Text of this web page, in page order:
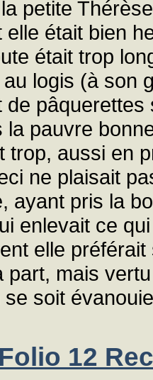
petite
elle était bien
était trop
logis (à son
la pauvre
trop, aussi en
ne plaisait
ayant pris la
enlevait ce
elle
part, mais
soit
12